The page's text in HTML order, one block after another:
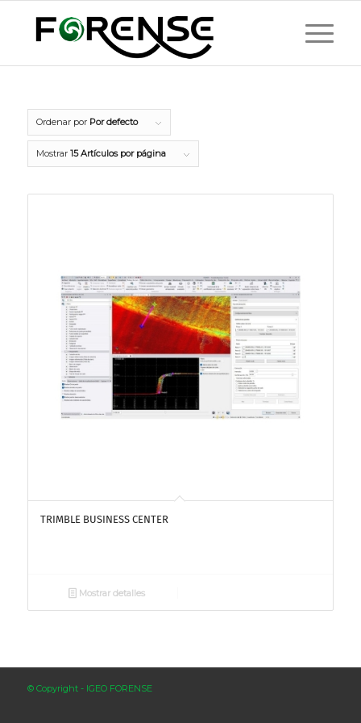
Ordenar por Por defecto
Mostrar 15 Artículos por página
TRIMBLE BUSINESS CENTER
Mostrar detalles
© Copyright - IGEO FORENSE